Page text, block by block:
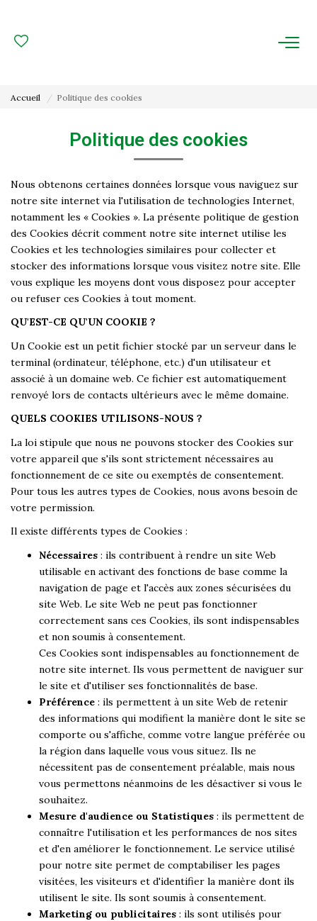
FAIRE GÉRER
Gestion Locative
Gestion De Copropriété
NOUS CONNAITRE
Nos Agences
Historique
Nos Valeurs
Nous Rejoindre
Nos Actualités
CONTACT
EXTRANET
Extranet Syndic Et Gestion Locative
Extranet Vendeur/acquéreur
Extranet Syndic Estale
Accueil Politique des cookies
Politique des cookies
Nous obtenons certaines données lorsque vous naviguez sur
notre site internet via l'utilisation de technologies Internet,
notamment les « Cookies ». La présente politique de gestion
des Cookies décrit comment notre site internet utilise les
Cookies et les technologies similaires pour collecter et
stocker des informations lorsque vous visitez notre site. Elle
vous explique les moyens dont vous disposez pour accepter
ou refuser ces Cookies à tout moment.
QU'EST-CE QU'UN COOKIE ?
Un Cookie est un petit fichier stocké par un serveur dans le
terminal (ordinateur, téléphone, etc.) d'un utilisateur et
associé à un domaine web. Ce fichier est automatiquement
renvoyé lors de contacts ultérieurs avec le même domaine.
QUELS COOKIES UTILISONS-NOUS ?
La loi stipule que nous ne pouvons stocker des Cookies sur
votre appareil que s'ils sont strictement nécessaires au
fonctionnement de ce site ou exemptés de consentement.
Pour tous les autres types de Cookies, nous avons besoin de
votre permission.
Il existe différents types de Cookies :
Nécessaires : ils contribuent à rendre un site Web
utilisable en activant des fonctions de base comme la
navigation de page et l'accès aux zones sécurisées du
site Web. Le site Web ne peut pas fonctionner
correctement sans ces Cookies, ils sont indispensables
et non soumis à consentement.
Ces Cookies sont indispensables au fonctionnement de
notre site internet. Ils vous permettent de naviguer sur
le site et d'utiliser ses fonctionnalités de base.
Préférence : ils permettent à un site Web de retenir
des informations qui modifient la manière dont le site se
comporte ou s'affiche, comme votre langue préférée ou
la région dans laquelle vous vous situez. Ils ne
nécessitent pas de consentement préalable, mais nous
vous permettons néanmoins de les désactiver si vous le
souhaitez.
Mesure d'audience ou Statistiques : ils permettent de
connaître l'utilisation et les performances de nos sites
et d'en améliorer le fonctionnement. Le service utilisé
pour notre site permet de comptabiliser les pages
visitées, les visiteurs et d'identifier la manière dont ils
utilisent le site. Ils sont soumis à consentement.
Marketing ou publicitaires : ils sont utilisés pour